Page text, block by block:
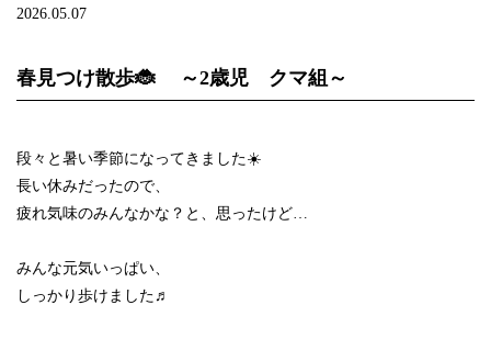
2026.05.07
春見つけ散歩🐞 ～2歳児 クマ組～
段々と暑い季節になってきました☀️
長い休みだったので、
疲れ気味のみんなかな？と、思ったけど…
みんな元気いっぱい、
しっかり歩けました♬